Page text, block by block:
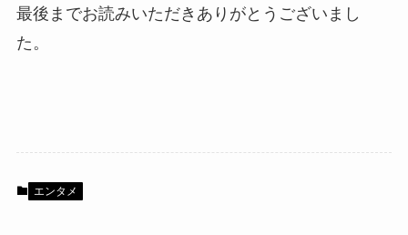
最後までお読みいただきありがとうございまし
た。
エンタメ